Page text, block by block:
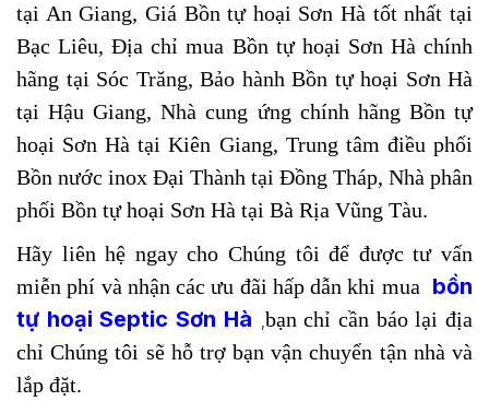
tại An Giang, Giá Bồn tự hoại Sơn Hà tốt nhất tại
Bạc Liêu, Địa chỉ mua Bồn tự hoại Sơn Hà chính
hãng tại Sóc Trăng, Bảo hành Bồn tự hoại Sơn Hà
tại Hậu Giang, Nhà cung ứng chính hãng Bồn tự
hoại Sơn Hà tại Kiên Giang, Trung tâm điều phối
Bồn nước inox Đại Thành tại Đồng Tháp, Nhà phân
phối Bồn tự hoại Sơn Hà tại Bà Rịa Vũng Tàu.
Hãy liên hệ ngay cho Chúng tôi để được tư vấn
miễn phí và nhận các ưu đãi hấp dẫn khi mua bồn
tự hoại Septic Sơn Hà bạn chỉ cần báo lại địa
chỉ Chúng tôi sẽ hỗ trợ bạn vận chuyển tận nhà và
lắp đặt.